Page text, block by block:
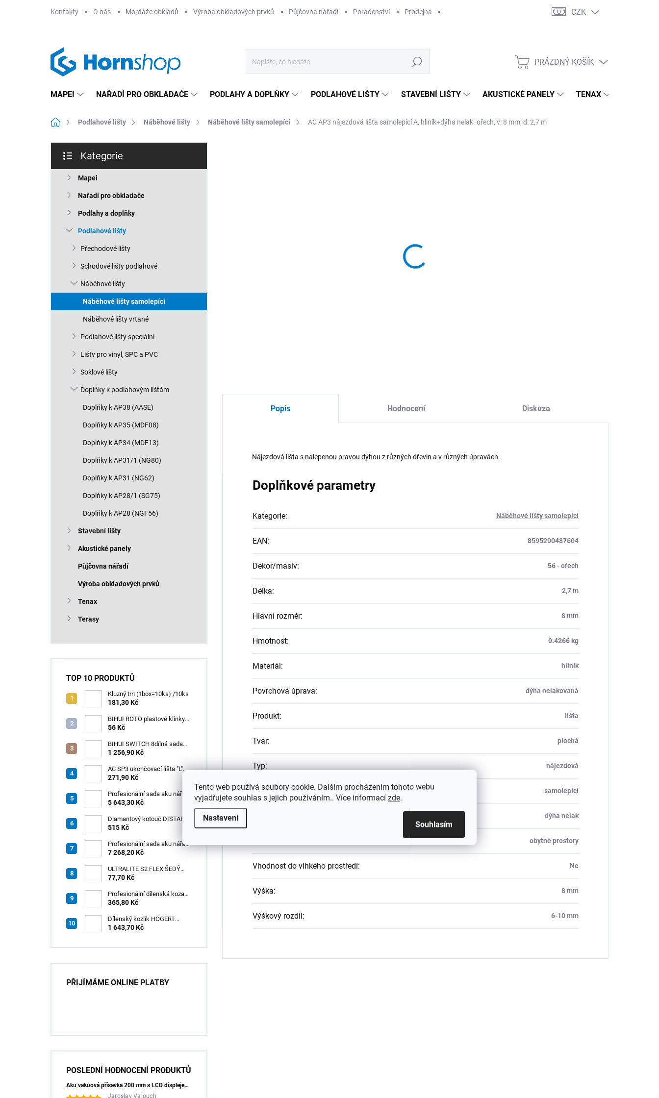
Tento web používá soubory cookie. Dalším procházením tohoto webu
vyjadřujete souhlas s jejich používáním.. Více informací zde.
Nastavení
Souhlasím
Kontakty O nás Montáže obkladů Výroba obkladových prvků Půjčovna nářadí Poradenství Prodejna CZK
Hledat
NÁKUPNÍ
PRÁZDNÝ KOŠÍK
MAPEI NAŘADÍ PRO OBKLADAČE PODLAHY A DOPLŇKY PODLAHOVÉ LIŠTY STAVEBNÍ LIŠTY AKUSTICKÉ PANELY TENAX
Domů Podlahové lišty Náběhové lišty Náběhové lišty samolepící AC AP3 nájezdová lišta samolepící A, hliník+dýha nelak. ořech, v: 8 mm, d: 2,7 m
s
kategorie
Kategorie
Mapei
Nařadí pro obkladače
Podlahy a doplňky
Podlahové lišty
Přechodové lišty
Schodové lišty podlahové
Náběhové lišty
Náběhové lišty samolepící
Náběhové lišty vrtané
Podlahové lišty speciální
Lišty pro vinyl, SPC a PVC
Soklové lišty
Doplňky k podlahovým lištám
Doplňky k AP38 (AASE)
Doplňky k AP35 (MDF08)
Doplňky k AP34 (MDF13)
Doplňky k AP31/1 (NG80)
Doplňky k AP31 (NG62)
Doplňky k AP28/1 (SG75)
Doplňky k AP28 (NGF56)
Stavební lišty
Akustické panely
Půjčovna nářadí
Výroba obkladových prvků
Tenax
Terasy
TOP 10 PRODUKTŮ
Kluzný trn (1box=10ks) /10ks
181,30 Kč
BIHUI ROTO plastové klínky
1–13 mm – balení 50 ks
56 Kč
BIHUI SWITCH 8dílná sada
zubových hladítek INOX –
boxu
1 256,90 Kč
AC SP3 ukončovací lišta "L",
PREMIUM, hliník elox titan, v:
271,90 Kč
Profesionální sada aku nářadí
3v1 HÖGERT
5 643,30 Kč
Diamantový kotouč DISTAR
GREEN CUT
Z60
515 Kč
Profesionální sada aku nářadí
3v1 20V HÖGERT
7 268,20 Kč
ULTRALITE S2 FLEX ŠEDÝ
/15kg
77,70 Kč
Profesionální dílenská koza
HÖGERT HT7G550
365,80 Kč
Dílenský kozlík HÖGERT
HT7G551
1 643,70 Kč
PŘIJÍMÁME ONLINE PLATBY
POSLEDNÍ HODNOCENÍ PRODUKTŮ
Aku vakuová přísavka 200 mm s LCD displejem (150 kg) - HÖGERT HT3B355
Jaroslav Valouch
Popis Hodnocení Diskuze
Nájezdová lišta s nalepenou pravou dýhou z různých dřevin a v různých úpravách.
Doplňkové parametry
Kategorie: Náběhové lišty samolepící
EAN: 8595200487604
Dekor/masiv: 56 - ořech
Délka: 2,7 m
Hlavní rozměr: 8 mm
Hmotnost: 0.4266 kg
Materiál: hliník
Povrchová úprava: dýha nelakovaná
Produkt: lišta
Tvar: plochá
Typ: nájezdová
Typ montáže: samolepící
dýha nelak
obytné prostory
Vhodnost do vlhkého prostředí: Ne
Výška: 8 mm
Výškový rozdíl: 6-10 mm